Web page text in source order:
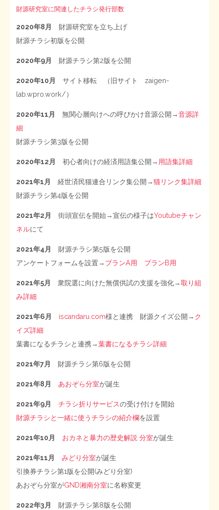
財源研究室に関連したチラシ発行部数
2020年8月
財源研究室を立ち上げ
財源チラシ初版を公開
2020年9月 財源チラシ第2版を公開
2020年10月
サイト移転 （旧サイト zaigen-
lab.wpro.work/）
2020年11月 無関心層向けへの呼びかけ音源公開→音源詳
細
財源チラシ第3版を公開
2020年12月 初心者向けの経済用語集公開→ 用語集詳細
2021年1月 経世済民猫連合リンク集公開→猫リンク集詳細
財源チラシ第4版を公開
2021年2月 街頭宣伝を開始→宣伝の様子はYoutubeチャン
ネルにて
2021年4月
財源チラシ第5版を公開
アンケートフォームを設置→ プランA用 プランB用
2021年5月 衆院選に向けた無償供試の支援を強化→取り組
み詳細
2021年6月 iscandaru.com様と連携 財源クイズ公開→ ク
イズ詳細
葉書になるチラシと連携→葉書になるチラシ詳細
2021年7月 財源チラシ第6版を公開
2021年8月 あおぞら分室が誕生
2021年9月 チラシ折りサービスの受け付けを開始
財源チラシと一緒に使うチラシの紹介欄を設置
2021年10月 おカネと暴力の歴史解説 分室が誕生
2021年11月 みどり分室が誕生
引換券チラシ第1版を公開(みどり分室)
あおぞら分室がGND湘南分室に名称変更
2022年3月 財源チラシ第8版を公開